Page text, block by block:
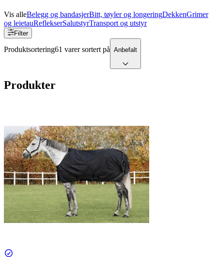
Vis alleBelegg og bandasjerBitt, tøyler og longeringDekkenGrimer
og leietauReflekserSalutstyrTransport og utstyr
Filter
Produktsortering61 varer sortert på Anbefalt
Produkter